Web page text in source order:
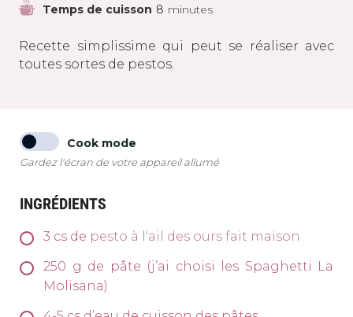
Temps de cuisson 8 minutes
Recette simplissime qui peut se réaliser avec
toutes sortes de pestos.
Cook mode
Gardez l'écran de votre appareil allumé
INGRÉDIENTS
3 cs de pesto à l‘ail des ours fait maison
250 g de pâte (j’ai choisi les Spaghetti La
Molisana)